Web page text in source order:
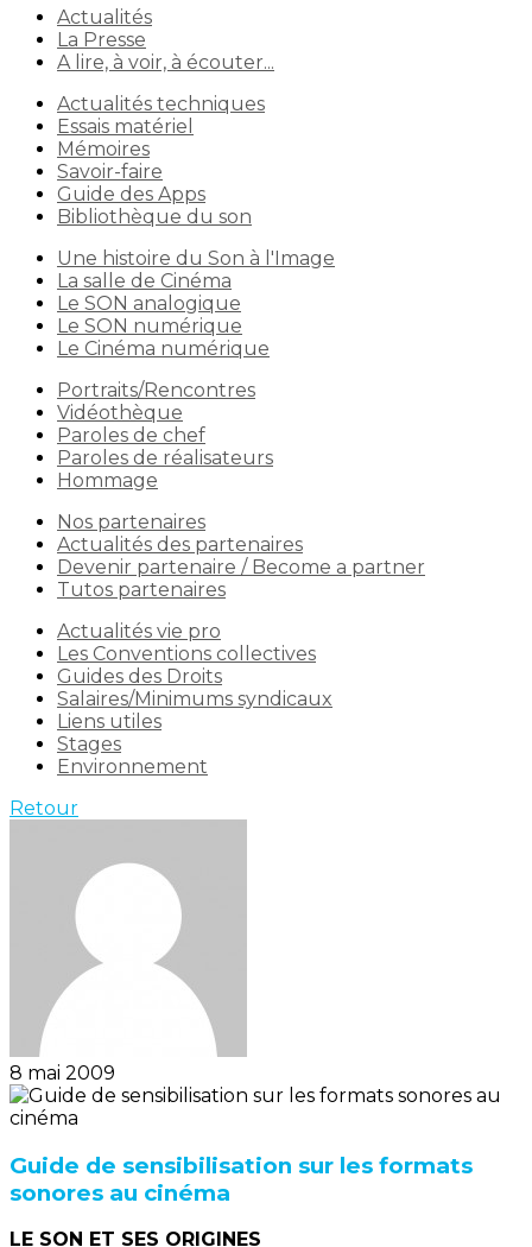
Actualités
La Presse
A lire, à voir, à écouter...
Actualités techniques
Essais matériel
Mémoires
Savoir-faire
Guide des Apps
Bibliothèque du son
Une histoire du Son à l'Image
La salle de Cinéma
Le SON analogique
Le SON numérique
Le Cinéma numérique
Portraits/Rencontres
Vidéothèque
Paroles de chef
Paroles de réalisateurs
Hommage
Nos partenaires
Actualités des partenaires
Devenir partenaire / Become a partner
Tutos partenaires
Actualités vie pro
Les Conventions collectives
Guides des Droits
Salaires/Minimums syndicaux
Liens utiles
Stages
Environnement
Retour
8 mai 2009
Guide de sensibilisation sur les formats
sonores au cinéma
LE SON ET SES ORIGINES